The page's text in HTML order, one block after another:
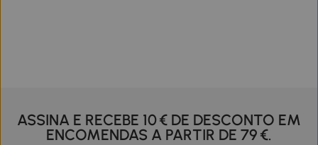
ASSINA E RECEBE 10 € DE DESCONTO EM
ENCOMENDAS A PARTIR DE 79 €.